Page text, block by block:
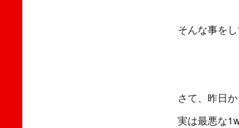
そんな事を
さて、昨日
実は最悪な